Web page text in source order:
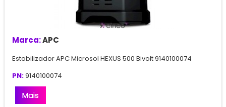
Marca:APC
Estabilizador APC Microsol HEXUS 500 Bivolt 9140100074
PN:9140100074
Mais